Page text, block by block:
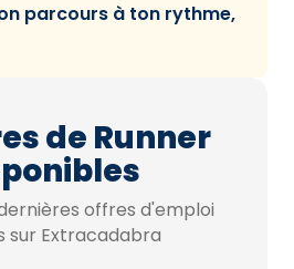
parcours à ton rythme,
de Runner
offres d'emploi
sur Extracadabra